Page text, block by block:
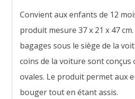
Convient aux enfants de 12
produit mesure 37 x 21 x 47 cm.
bagages sous le siège de la
coins de la voiture sont conçus
ovales. Le produit permet aux
bouger tout en étant assis.